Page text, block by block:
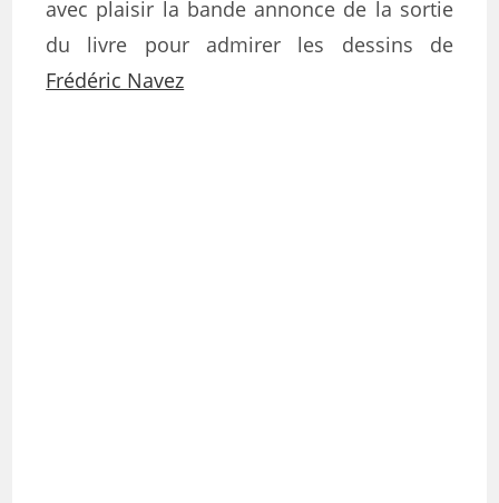
avec plaisir la bande annonce de la sortie
du livre pour admirer les dessins de
Frédéric Navez